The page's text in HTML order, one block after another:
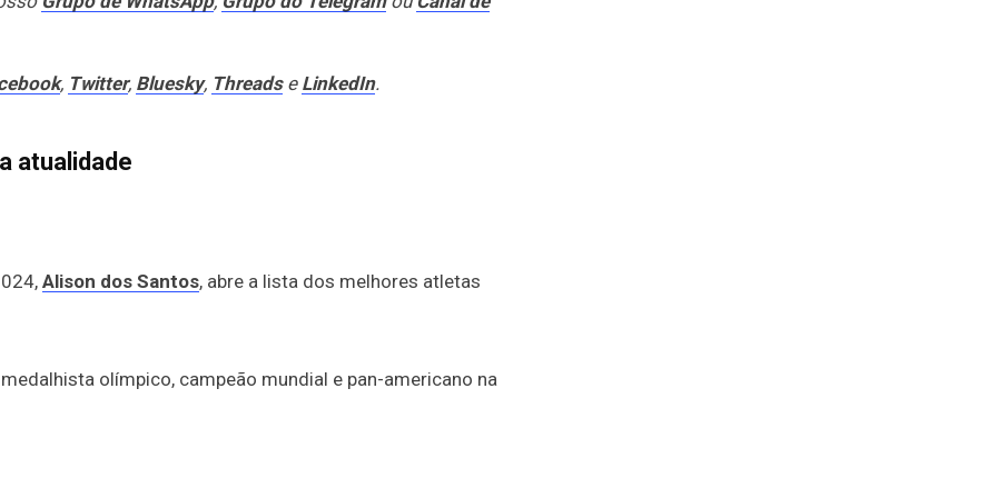
, Twitter, Bluesky, Threadse LinkedIn.
atualidade
Alison dos Santos, abre a lista dos melhores atletas
olímpico, campeão mundial e pan-americano na